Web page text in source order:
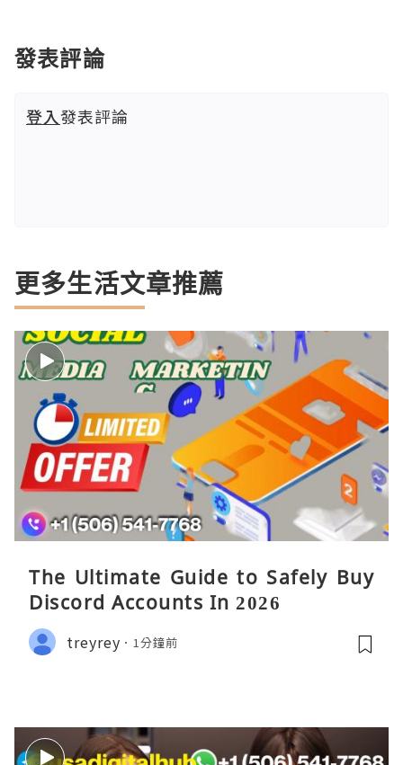
發表評論
登入發表評論
更多生活文章推薦
The Ultimate Guide to Safely Buy
Discord Accounts In 2026
treyrey 1分鐘前